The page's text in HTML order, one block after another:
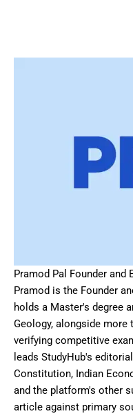
Pramod Pal Founder and
Pramod is the Founder
holds a Master's degree
Geology, alongside more
verifying competitive
leads StudyHub's
Constitution, Indian
and the platform's other
article against primary